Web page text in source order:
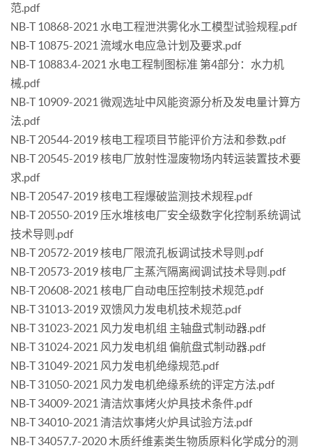
范.pdf
NB-T 10868-2021 水电工程泄洪雾化水工模型试验规程.pdf
NB-T 10875-2021 流域水电应急计划及要求.pdf
NB-T 10883.4-2021 水电工程制图标准 第4部分：水力机
械.pdf
NB-T 10909-2021 微观选址中风能资源分析及发电量计算方
法.pdf
NB-T 20544-2019 核电工程项目节能评价方法和参数.pdf
NB-T 20545-2019 核电厂放射性湿废物场内转运装置技术要
求.pdf
NB-T 20547-2019 核电工程爆破监测技术规程.pdf
NB-T 20550-2019 压水堆核电厂安全级数字化控制系统调试
技术导则.pdf
NB-T 20572-2019 核电厂限流孔板调试技术导则.pdf
NB-T 20573-2019 核电厂主蒸汽隔离阀调试技术导则.pdf
NB-T 20608-2021 核电厂自动电压控制技术规范.pdf
NB-T 31013-2019 双馈风力发电机技术规范.pdf
NB-T 31023-2021 风力发电机组 主轴盘式制动器.pdf
NB-T 31024-2021 风力发电机组 偏航盘式制动器.pdf
NB-T 31049-2021 风力发电机绝缘规范.pdf
NB-T 31050-2021 风力发电机绝缘系统的评定方法.pdf
NB-T 34009-2021 清洁炊事烤火炉具技术条件.pdf
NB-T 34010-2021 清洁炊事烤火炉具试验方法.pdf
NB-T 34057.7-2020 木质纤维素类生物质原料化学成分的测